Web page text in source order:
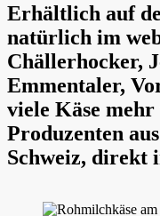
Erhältlich auf
natürlich im
Chällerhocker,
Emmentaler,
viele Käse mehr
Produzenten
Schweiz, direkt